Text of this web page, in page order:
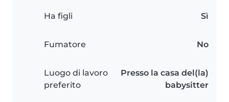
Ha figli Sì
Fumatore No
Luogo di lavoro
preferito
Presso la casa del(la)
babysitter